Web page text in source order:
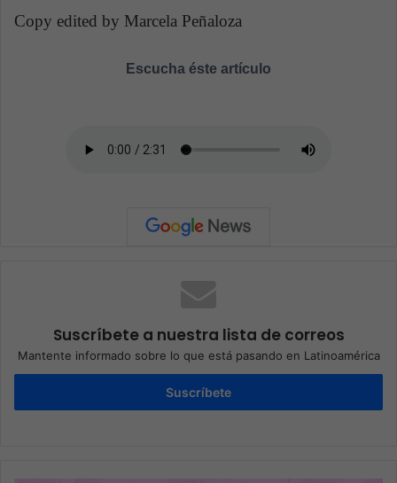
Copy edited by Marcela Peñaloza
Escucha éste artículo
Suscríbete a nuestra lista de correos
Mantente informado sobre lo que está pasando en Latinoamérica
Suscríbete